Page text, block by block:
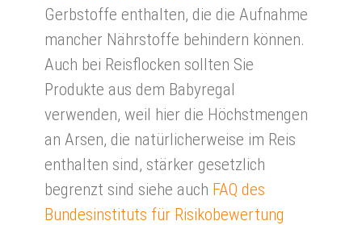
Gerbstoffe enthalten, die die Aufnahme
mancher Nährstoffe behindern können.
Auch bei Reisflocken sollten Sie
Produkte aus dem Babyregal
verwenden, weil hier die Höchstmengen
an Arsen, die natürlicherweise im Reis
enthalten sind, stärker gesetzlich
begrenzt sind siehe auch FAQ des
Bundesinstituts für Risikobewertung